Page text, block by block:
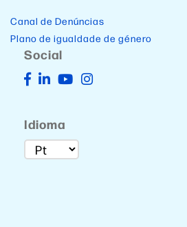
Canal de Denúncias
Plano de igualdade de género
Social
Idioma